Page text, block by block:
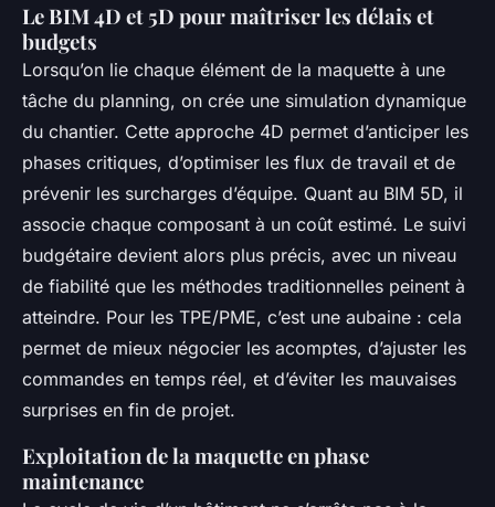
Le BIM 4D et 5D pour maîtriser les délais et
budgets
Lorsqu’on lie chaque élément de la maquette à une
tâche du planning, on crée une simulation dynamique
du chantier. Cette approche 4D permet d’anticiper les
phases critiques, d’optimiser les flux de travail et de
prévenir les surcharges d’équipe. Quant au BIM 5D, il
associe chaque composant à un coût estimé. Le suivi
budgétaire devient alors plus précis, avec un niveau
de fiabilité que les méthodes traditionnelles peinent à
atteindre. Pour les TPE/PME, c’est une aubaine : cela
permet de mieux négocier les acomptes, d’ajuster les
commandes en temps réel, et d’éviter les mauvaises
surprises en fin de projet.
Exploitation de la maquette en phase
maintenance